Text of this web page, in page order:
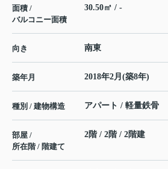
面積 /
バルコニー面積
30.50㎡ / -
向き 南東
築年月 2018年2月(築8年)
種別 / 建物構造 アパート / 軽量鉄骨
部屋 /
所在階 / 階建て
2階 / 2階 / 2階建